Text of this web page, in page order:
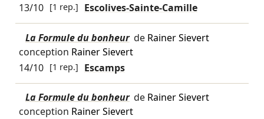
13/10 [1 rep.] Escolives-Sainte-Camille
La Formule du bonheur de Rainer Sievert
conception Rainer Sievert
14/10 [1 rep.] Escamps
La Formule du bonheur de Rainer Sievert
conception Rainer Sievert